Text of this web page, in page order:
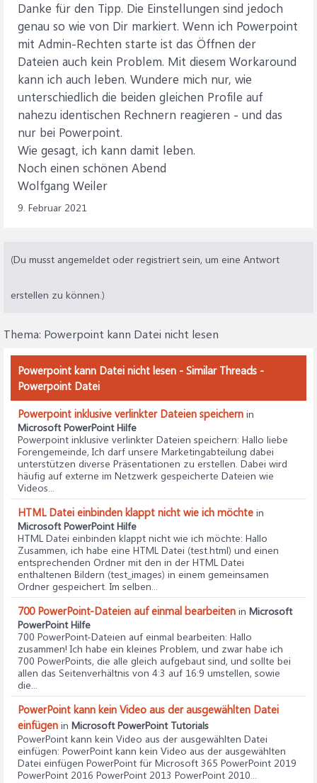
Danke für den Tipp. Die Einstellungen sind jedoch
genau so wie von Dir markiert. Wenn ich Powerpoint
mit Admin-Rechten starte ist das Öffnen der
Dateien auch kein Problem. Mit diesem Workaround
kann ich auch leben. Wundere mich nur, wie
unterschiedlich die beiden gleichen Profile auf
nahezu identischen Rechnern reagieren - und das
nur bei Powerpoint.
Wie gesagt, ich kann damit leben.
Noch einen schönen Abend
Wolfgang Weiler
9. Februar 2021
(Du musst angemeldet oder registriert sein, um eine Antwort
erstellen zu können.)
Thema: Powerpoint kann Datei nicht lesen
Powerpoint kann Datei nicht lesen - Similar Threads -
Powerpoint Datei
Powerpoint inklusive verlinkter Dateien speichern in
Microsoft PowerPoint Hilfe
Powerpoint inklusive verlinkter Dateien speichern: Hallo liebe
Forengemeinde, Ich darf unsere Marketingabteilung dabei
unterstützen diverse Präsentationen zu erstellen. Dabei wird
häufig auf externe im Netzwerk gespeicherte Dateien wie
Videos...
HTML Datei einbinden klappt nicht wie ich möchte in
Microsoft PowerPoint Hilfe
HTML Datei einbinden klappt nicht wie ich möchte: Hallo
Zusammen, ich habe eine HTML Datei (test.html) und einen
entsprechenden Ordner mit den in der HTML Datei
enthaltenen Bildern (test_images) in einem gemeinsamen
Ordner gespeichert. Im selben...
700 PowerPoint-Dateien auf einmal bearbeiten in Microsoft
PowerPoint Hilfe
700 PowerPoint-Dateien auf einmal bearbeiten: Hallo
zusammen! Ich habe ein kleines Problem, und zwar habe ich
700 PowerPoints, die alle gleich aufgebaut sind, und sollte bei
allen das Seitenverhältnis von 4:3 auf 16:9 umstellen, sowie
die...
PowerPoint kann kein Video aus der ausgewählten Datei
einfügen in Microsoft PowerPoint Tutorials
PowerPoint kann kein Video aus der ausgewählten Datei
einfügen: PowerPoint kann kein Video aus der ausgewählten
Datei einfügen PowerPoint für Microsoft 365 PowerPoint 2019
PowerPoint 2016 PowerPoint 2013 PowerPoint 2010...